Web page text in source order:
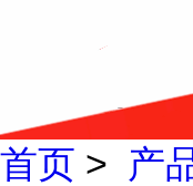
首页 > 产